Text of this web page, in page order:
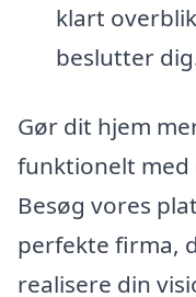
klart
beslutter
Gør dit hjem
funktionelt med
Besøg vores
perfekte firma,
realisere din